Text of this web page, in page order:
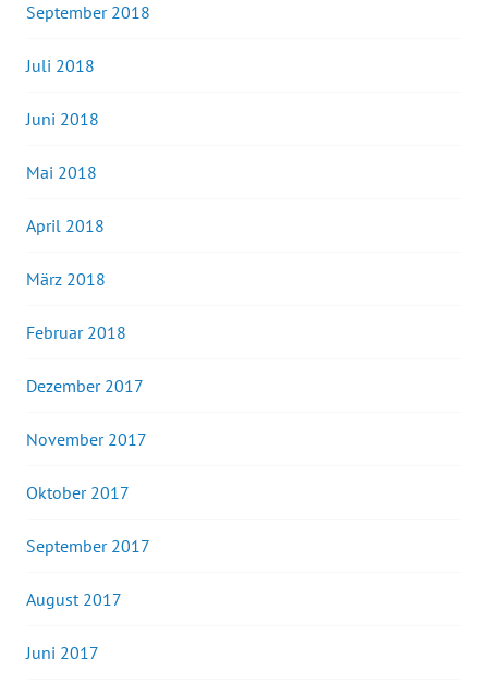
September 2018
Juli 2018
Juni 2018
Mai 2018
April 2018
März 2018
Februar 2018
Dezember 2017
November 2017
Oktober 2017
September 2017
August 2017
Juni 2017